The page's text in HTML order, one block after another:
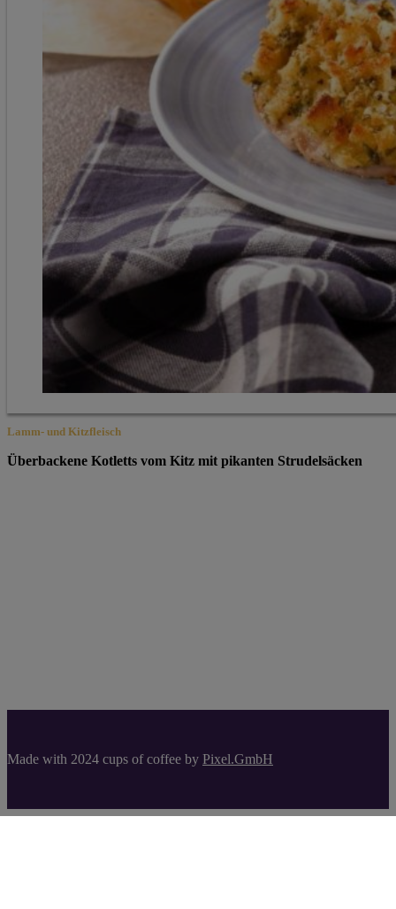
Lamm- und Kitzfleisch
Überbackene Kotletts vom Kitz mit pikanten Strudelsäcken
Made with 2024 cups of coffee by Pixel.GmbH